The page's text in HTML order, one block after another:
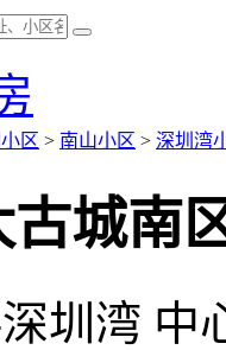
区 > 南山小区 > 深圳湾
古城南
深圳湾